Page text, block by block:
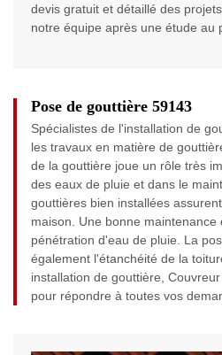
devis gratuit et détaillé des
notre équipe après une étude au
Pose de gouttière 59143
Spécialistes de l'installation de
les travaux en matière de
de la gouttière joue un rôle très
des eaux de pluie et dans le
gouttières bien installées
maison. Une bonne
pénétration d'eau de pluie. La
également l'étanchéité de la
installation de gouttière,
pour répondre à toutes vos